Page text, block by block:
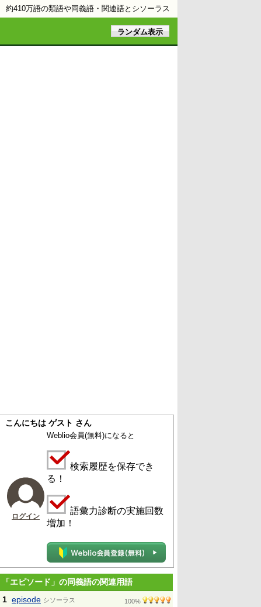
約410万語の類語や同義語・関連語とシソーラス
こんにちは ゲスト さん
ログイン
Weblio会員(無料)になると
検索履歴を保存でき
る！
語彙力診断の実施回数
増加！
「エピソード」の同義語の関連用語
1 episode シソーラス 100%